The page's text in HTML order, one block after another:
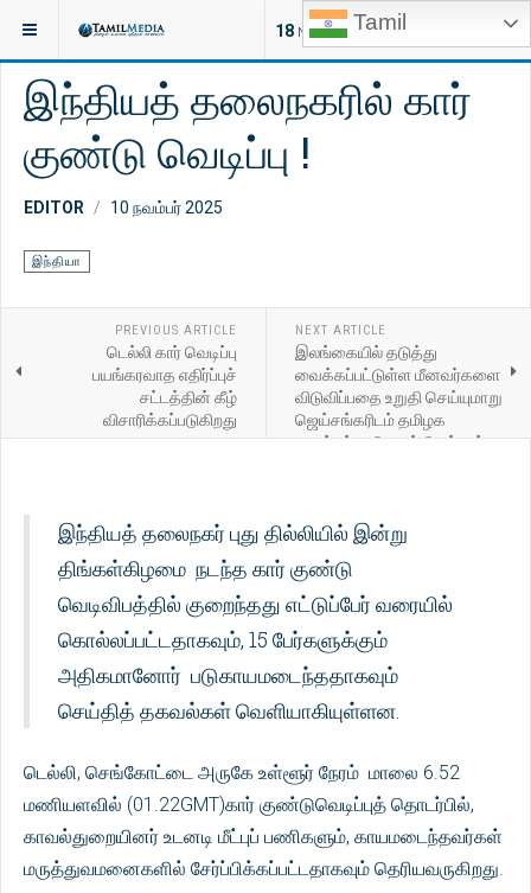
Tamil
18 NEW ARTICLES
இருக்குமிடம்: செய்திகள்
இந்தியத் தலைநகரில் கார்
குண்டு வெடிப்பு !
EDITOR 10 நவம்பர் 2025
இந்தியா
PREVIOUS ARTICLE
டெல்லி கார் வெடிப்பு
பயங்கரவாத எதிர்ப்புச்
சட்டத்தின் கீழ்
விசாரிக்கப்படுகிறது
NEXT ARTICLE
இலங்கையில் தடுத்து
வைக்கப்பட்டுள்ள மீனவர்களை
விடுவிப்பதை உறுதி செய்யுமாறு
ஜெய்சங்கரிடம் தமிழக
முதல்வர் வலியுறுத்தியுள்ளார்
இந்தியத் தலைநகர் புது தில்லியில் இன்று
திங்கள்கிழமை நடந்த கார் குண்டு
வெடிவிபத்தில் குறைந்தது எட்டுப்பேர் வரையில்
கொல்லப்பட்டதாகவும், 15 பேர்களுக்கும்
அதிகமானோர் படுகாயமடைந்ததாகவும்
செய்தித் தகவல்கள் வெளியாகியுள்ளன.
டெல்லி, செங்கோட்டை அருகே உள்ளூர் நேரம் மாலை 6.52
மணியளவில் (01.22GMT)கார் குண்டுவெடிப்புத் தொடர்பில்,
காவல்துறையினர் உடனடி மீட்புப் பணிகளும், காயமடைந்தவர்கள்
மருத்துவமனைகளில் சேர்ப்பிக்கப்பட்டதாகவும் தெரியவருகிறது.